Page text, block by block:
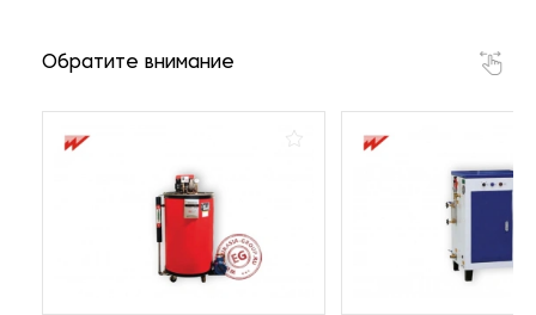
Обратите внимание